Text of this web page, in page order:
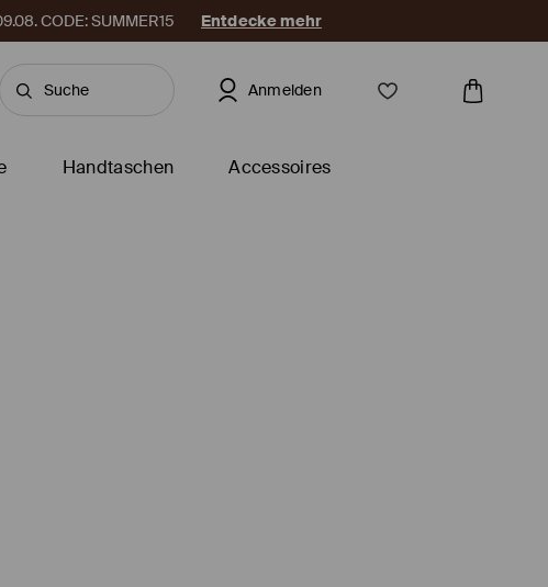
CODE: SUMMER15 Entdecke mehr
Anmelden
Handtaschen Accessoires